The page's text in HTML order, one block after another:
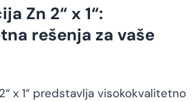
Zn 2“ x 1“:
rešenja za vaše
x 1“ predstavlja visokokvalitetno